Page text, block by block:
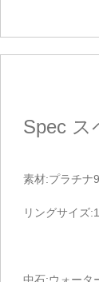
Spec ス
素材:プラチナ
リングサイズ